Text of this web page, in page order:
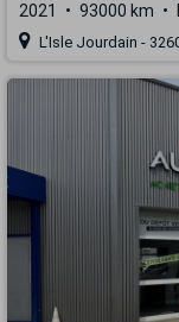
2021 93000 km
L'Isle Jourdain -